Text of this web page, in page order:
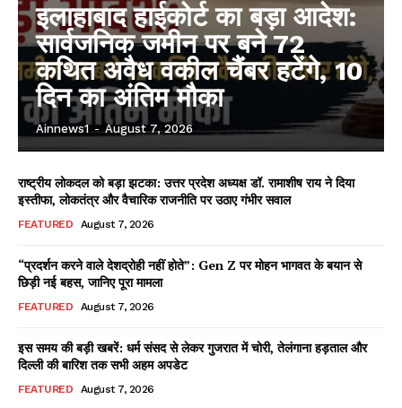
Facebook
X WhatsApp
Share
इलाहाबाद हाईकोर्ट का बड़ा आदेश:
सार्वजनिक जमीन पर बने 72
कथित अवैध वकील चैंबर हटेंगे, 10
दिन का अंतिम मौका
Ainnews1 - August 7, 2026
राष्ट्रीय लोकदल को बड़ा झटका: उत्तर प्रदेश अध्यक्ष डॉ. रामाशीष राय ने दिया
इस्तीफा, लोकतंत्र और वैचारिक राजनीति पर उठाए गंभीर सवाल
FEATURED August 7, 2026
“प्रदर्शन करने वाले देशद्रोही नहीं होते”: Gen Z पर मोहन भागवत के बयान से
छिड़ी नई बहस, जानिए पूरा मामला
FEATURED August 7, 2026
इस समय की बड़ी खबरें: धर्म संसद से लेकर गुजरात में चोरी, तेलंगाना हड़ताल और
दिल्ली की बारिश तक सभी अहम अपडेट
FEATURED August 7, 2026